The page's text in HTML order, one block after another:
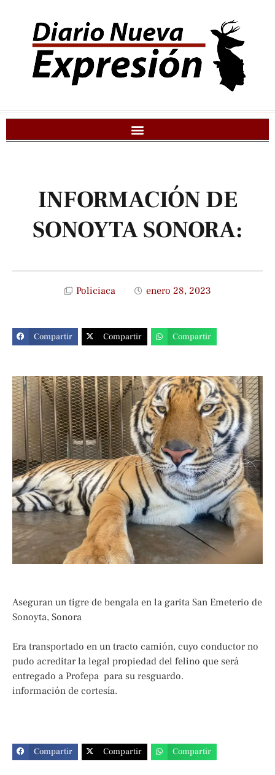
INFORMACIÓN DE
SONOYTA SONORA:
Policiaca enero 28, 2023
Compartir Compartir Compartir
Aseguran un tigre de bengala en la garita San Emeterio de
Sonoyta, Sonora
Era transportado en un tracto camión, cuyo conductor no
pudo acreditar la legal propiedad del felino que será
entregado a Profepa para su resguardo.
información de cortesía.
Compartir Compartir Compartir